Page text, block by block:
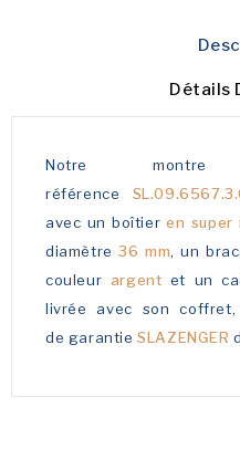
Détails
Notre
référence
avec un boîtieren
diamètre36 mm, un
couleur argent et un
livrée avec son
de garantieSLAZENGER